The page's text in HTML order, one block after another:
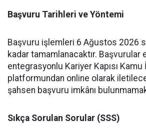
Başvuru Tarihleri ve Yöntemi
Başvuru işlemleri 6 Ağustos 2026
kadar tamamlanacaktır. Başvurular
entegrasyonlu Kariyer Kapısı Kamu
platformundan online olarak
şahsen başvuru imkânı
Sıkça Sorulan Sorular (SSS)